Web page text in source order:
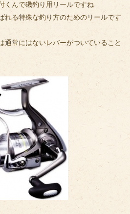
くんで磯釣り用リールですね
れる特殊な釣り方のためのリールです
通常にはないレバーがついていること